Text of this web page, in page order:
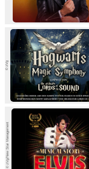
© zVg
© zVg/New Star Management